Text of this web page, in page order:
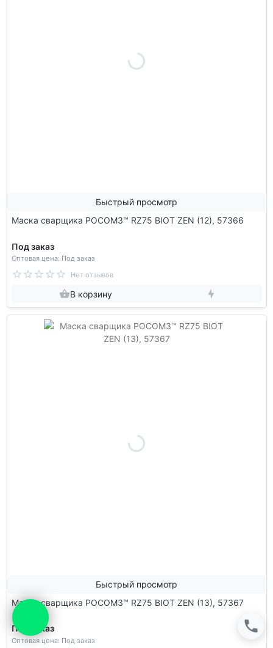
Быстрый просмотр
Маска сварщика РОСОМЗ™ RZ75 BIOT ZEN (12), 57366
Под заказ
Оптовая цена: Под заказ
Нет отзывов
В корзину
Быстрый просмотр
Маска сварщика РОСОМЗ™ RZ75 BIOT ZEN (13), 57367
Под заказ
Оптовая цена: Под заказ